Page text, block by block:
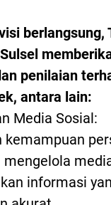
berlangsung,
penilaian
antara lain:
Media Sosial:
kemampuan
informasi